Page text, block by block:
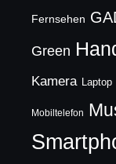
Fernsehen
Green
Kamera Laptop
Mobiltelefon